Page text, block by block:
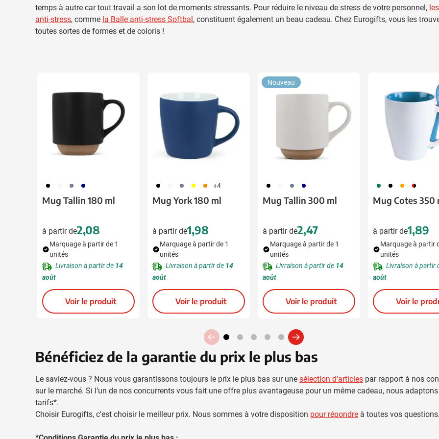
temps à autre car tout travail a son lot de moments stressants. Pour réduire le niveau de stress de votre personnel,
anti-stress, comme la Balle anti-stress Softbal , constituent également un beau cadeau. Chez Eurogifts, vous les
toutes sortes de formes et de coloris !
001 002 003 307
Mug Tallin 180 ml
à partir de2,08
Marquage à partir de 1
unités
Livraison à partir de 14
août
Voir le produit
001 002 003 006 007 +4
Mug York 180 ml
à partir de1,98
Marquage à partir de 1
unités
Livraison à partir de 14
août
Voir le produit
001 002 003 307
Mug Tallin 300 ml
à partir de2,47
Nouveau
Marquage à partir de 1
unités
Livraison à partir de 14
août
Voir le produit
004 005 007 008
Mug Cotes 350
à partir de1,89
Marquage à partir
unités
Livraison à partir
août
Voir le
Bénéficiez de la garantie du prix le plus bas
Le saviez-vous ? Nous vous garantissons toujours le prix le plus bas sur une sélection d’articles par rapport à nos
sur le marché. Si l’un de nos concurrents vous fait une offre plus avantageuse pour un même cadeau, nous
tarifs*.
Choisir Eurogifts, c’est choisir le meilleur prix. Nous sommes à votre disposition pour répondre à toutes vos questions.